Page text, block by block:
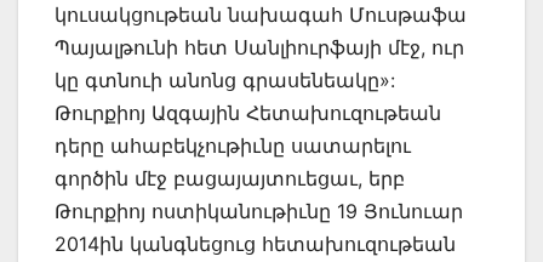
կուսակցութեան նախագահ Մուսթաֆա
Պայալթունի հետ Սանլիուրֆայի մէջ, ուր
կը գտնուի անոնց գրասենեակը»:
Թուրքիոյ Ազգային Հետախուզութեան
դերը ահաբեկչութիւնը սատարելու
գործին մէջ բացայայտուեցաւ, երբ
Թուրքիոյ ոստիկանութիւնը 19 Յունուար
2014ին կանգնեցուց հետախուզութեան